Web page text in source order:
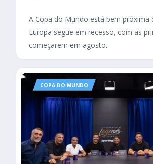
A Copa do Mundo está bem próxima
Europa segue em recesso, com as
começarem em agosto.
COPA DO MUNDO